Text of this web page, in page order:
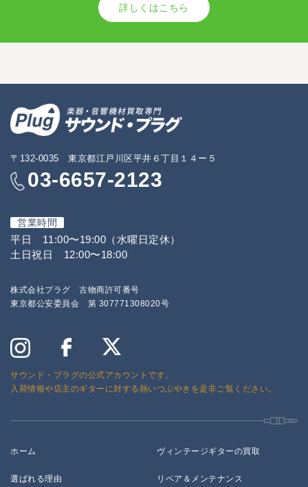
詳しくはこちら
〒132-0035 東京都江戸川区平井６丁目１４ー５
03-6657-2123
営業時間
平日 11:00〜19:00（水曜日定休）
土日祝日 12:00〜18:00
株式会社プラグ 古物商許可番号
東京都公安委員会 第 307771308020号
サウンド・プラグの公式アカウントです。
入荷情報や店主のギターに対する熱いつぶやきを是非ご覧ください。
ホーム
選ばれる理由
ヴィンテージギターの買取
リペア＆メンテナンス